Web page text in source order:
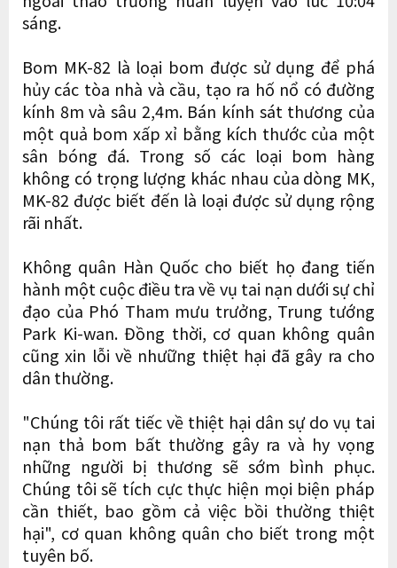
sáng.
Bom MK-82 là loại bom được sử dụng để phá
hủy các tòa nhà và cầu, tạo ra hố nổ có đường
kính 8m và sâu 2,4m. Bán kính sát thương của
một quả bom xấp xỉ bằng kích thước của một
sân bóng đá. Trong số các loại bom hàng
không có trọng lượng khác nhau của dòng MK,
MK-82 được biết đến là loại được sử dụng rộng
rãi nhất.
Không quân Hàn Quốc cho biết họ đang tiến
hành một cuộc điều tra về vụ tai nạn dưới sự chỉ
đạo của Phó Tham mưu trưởng, Trung tướng
Park Ki-wan. Đồng thời, cơ quan không quân
cũng xin lỗi về nhưững thiệt hại đã gây ra cho
dân thường.
"Chúng tôi rất tiếc về thiệt hại dân sự do vụ tai
nạn thả bom bất thường gây ra và hy vọng
những người bị thương sẽ sớm bình phục.
Chúng tôi sẽ tích cực thực hiện mọi biện pháp
cần thiết, bao gồm cả việc bồi thường thiệt
hại", cơ quan không quân cho biết trong một
tuyên bố.